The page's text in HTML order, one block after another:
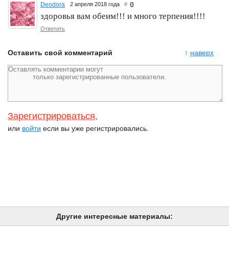
Deodora 2 апреля 2018 года # 0
здоровья вам обеим!!! и много терпения!!!!
Ответить
↑ наверх
Оставить свой комментарий
Зарегистрироваться,
или войти если вы уже регистрировались.
Другие интересные материалы: